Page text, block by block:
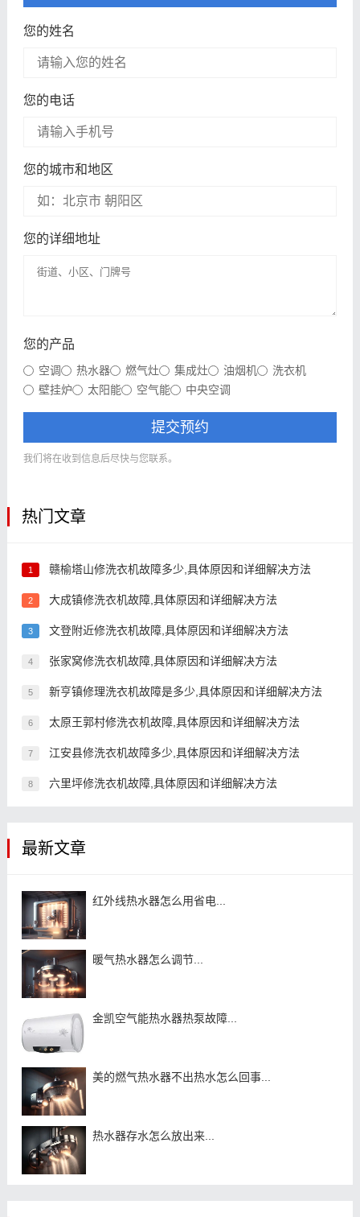
您的姓名
您的电话
您的城市和地区
您的详细地址
您的产品
空调 热水器 燃气灶 集成灶 油烟机
洗衣机
壁挂炉
太阳能 空气能 中央空调
提交预约
我们将在收到信息后尽快与您联系。
热门文章
1 赣榆塔山修洗衣机故障多少,具体原因和详细解决方法
2 大成镇修洗衣机故障,具体原因和详细解决方法
3 文登附近修洗衣机故障,具体原因和详细解决方法
4 张家窝修洗衣机故障,具体原因和详细解决方法
5 新亨镇修理洗衣机故障是多少,具体原因和详细解决方法
6 太原王郭村修洗衣机故障,具体原因和详细解决方法
7 江安县修洗衣机故障多少,具体原因和详细解决方法
8 六里坪修洗衣机故障,具体原因和详细解决方法
最新文章
红外线热水器怎么用省电...
暖气热水器怎么调节...
金凯空气能热水器热泵故障...
美的燃气热水器不出热水怎么回事...
热水器存水怎么放出来...